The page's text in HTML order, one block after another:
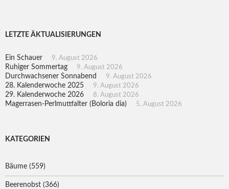
LETZTE ÄKTUALISIERUNGEN
Ein Schauer 9. August 2026
Ruhiger Sommertag 9. August 2026
Durchwachsener Sonnabend 9. August 2026
28. Kalenderwoche 2025 9. August 2026
29. Kalenderwoche 2026 8. August 2026
Magerrasen-Perlmuttfalter (Boloria dia) 5. August 2026
KATEGORIEN
Bäume (559)
Beerenobst (366)